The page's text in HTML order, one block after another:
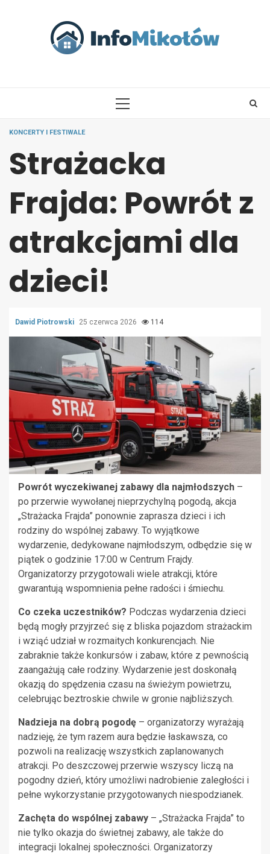
PRIMARY
KONCERTY I FESTIWALE
Strażacka
Frajda: Powrót z
atrakcjami dla
dzieci!
Dawid Piotrowski 25 czerwca 2026 114
Powrót wyczekiwanej zabawy dla najmłodszych –
po przerwie wywołanej nieprzychylną pogodą, akcja
„Strażacka Frajda” ponownie zaprasza dzieci i ich
rodziny do wspólnej zabawy. To wyjątkowe
wydarzenie, dedykowane najmłodszym, odbędzie się w
piątek o godzinie 17:00 w Centrum Frajdy.
Organizatorzy przygotowali wiele atrakcji, które
gwarantują wspomnienia pełne radości i śmiechu.
Co czeka uczestników? Podczas wydarzenia dzieci
będą mogły przyjrzeć się z bliska pojazdom strażackim
i wziąć udział w rozmaitych konkurencjach. Nie
zabraknie także konkursów i zabaw, które z pewnością
zaangażują całe rodziny. Wydarzenie jest doskonałą
okazją do spędzenia czasu na świeżym powietrzu,
celebrując beztroskie chwile w gronie najbliższych.
Nadzieja na dobrą pogodę – organizatorzy wyrażają
nadzieję, że tym razem aura będzie łaskawsza, co
pozwoli na realizację wszystkich zaplanowanych
atrakcji. Po deszczowej przerwie wszyscy liczą na
pogodny dzień, który umożliwi nadrobienie zaległości i
pełne wykorzystanie przygotowanych niespodzianek.
Zachęta do wspólnej zabawy – „Strażacka Frajda” to
nie tylko okazja do świetnej zabawy, ale także do
integracji lokalnej społeczności. Organizatorzy